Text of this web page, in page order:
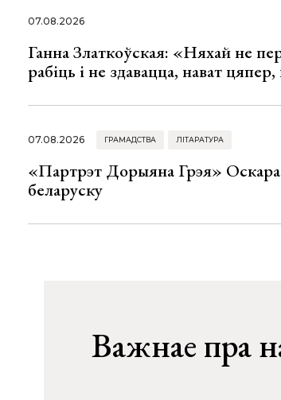
07.08.2026
Ганна Златкоўская: «Няхай не
рабіць і не здавацца, нават
07.08.2026 ГРАМАДСТВА ЛІТАРАТУРА
«Партрэт Дорыяна Грэя» Оскара
беларуску
Важнае пра